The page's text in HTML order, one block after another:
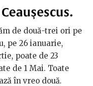
de două-trei ori pe
pe 26 ianuarie,
poate de 23
de 1 Mai. Toate
în vreo două.